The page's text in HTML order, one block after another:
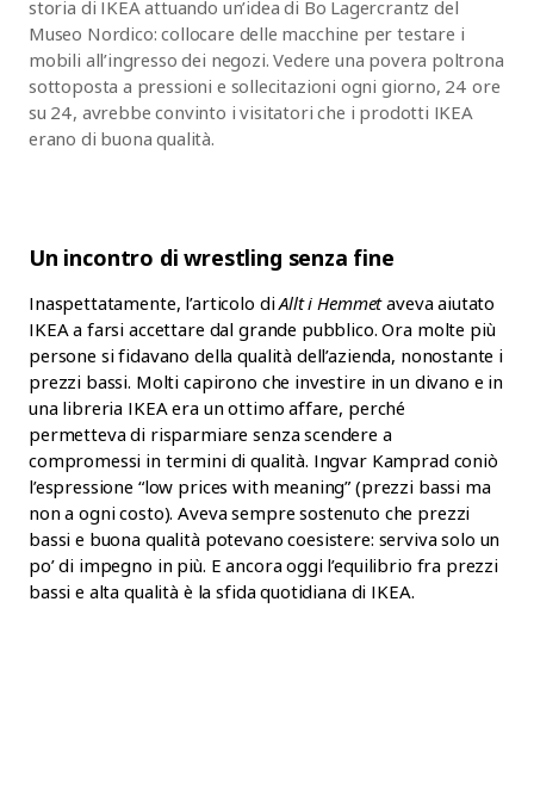
storia di IKEA attuando un’idea di Bo Lagercrantz del
Museo Nordico: collocare delle macchine per testare i
mobili all’ingresso dei negozi. Vedere una povera poltrona
sottoposta a pressioni e sollecitazioni ogni giorno, 24 ore
su 24, avrebbe convinto i visitatori che i prodotti IKEA
erano di buona qualità.
Un incontro di wrestling senza fine
Inaspettatamente, l’articolo diAllt i Hemmetaveva aiutato
IKEA a farsi accettare dal grande pubblico. Ora molte più
persone si fidavano della qualità dell’azienda, nonostante i
prezzi bassi. Molti capirono che investire in un divano e in
una libreria IKEA era un ottimo affare, perché
permetteva di risparmiare senza scendere a
compromessi in termini di qualità. Ingvar Kamprad coniò
l’espressione “low prices with meaning” (prezzi bassi ma
non a ogni costo). Aveva sempre sostenuto che prezzi
bassi e buona qualità potevano coesistere: serviva solo un
po’ di impegno in più. E ancora oggi l’equilibrio fra prezzi
bassi e alta qualità è la sfida quotidiana di IKEA.